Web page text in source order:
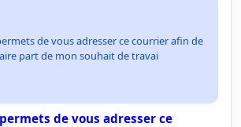
de vous adresser ce courrier afin de
part de mon souhait de travai
de vous adresser ce